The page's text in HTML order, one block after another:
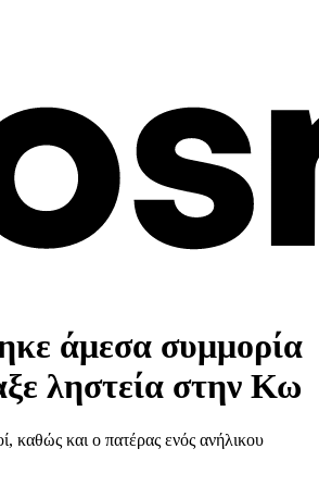
άμεσα συμμορία
ληστεία στην Κω
καθώς και ο πατέρας ενός ανήλικου